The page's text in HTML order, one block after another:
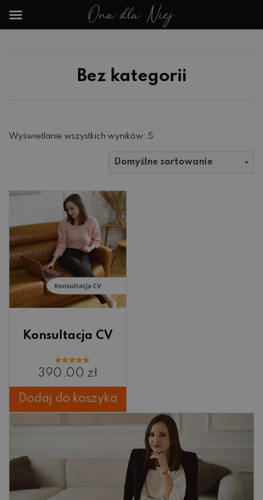
Bez kategorii
Wyświetlanie wszystkich wyników: 5
Konsultacja CV
Oceniono
5.00
390,00 zł
Dodaj do koszyka